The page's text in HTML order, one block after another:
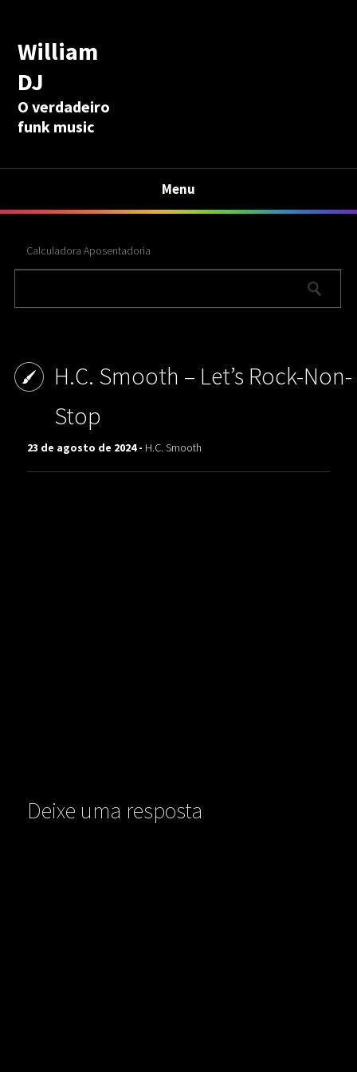
William
DJ
O verdadeiro
funk music
Menu
Calculadora Aposentadoria
H.C. Smooth ‎– Let’s Rock-Non-
Stop
23 de agosto de 2024 - H.C. Smooth
Deixe uma resposta